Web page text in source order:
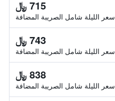
715 ﷼
سعر الليلة شامل الصريبة المضافة
743 ﷼
سعر الليلة شامل الصريبة المضافة
838 ﷼
سعر الليلة شامل الصريبة المضافة